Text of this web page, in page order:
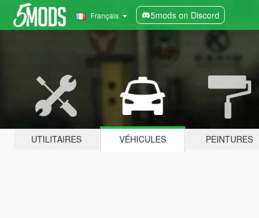
Français 5mods on Discord
UTILITAIRES VÉHICULES PEINTURES